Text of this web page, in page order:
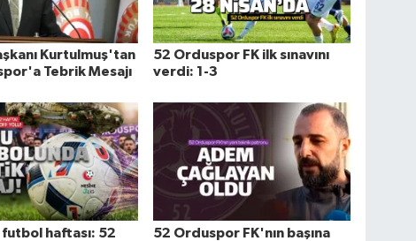
Kurtulmuş'tan
Tebrik Mesajı
52 Orduspor FK ilk sınavını
verdi: 1-3
haftası: 52
52 Orduspor FK'nın başına